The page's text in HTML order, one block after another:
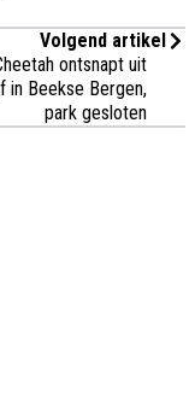
Volgend artikel
ontsnapt uit
in Beekse Bergen,
park gesloten